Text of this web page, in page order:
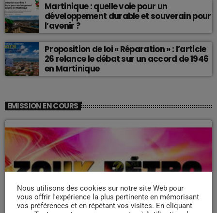
Martinique : quelle voie pour un
développement durable et souverain pour
l’avenir ?
Proposition de loi « Réparation » : l’article
26 relance le débat sur un accord de 1946
en Martinique
EMISSION EN COURS
ZOUK NOSTALGIE
Nous utilisons des cookies sur notre site Web pour
vous offrir l'expérience la plus pertinente en mémorisant
vos préférences et en répétant vos visites. En cliquant